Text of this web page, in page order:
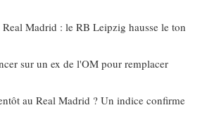
Madrid : le RB Leipzig hausse le ton
sur un ex de l'OM pour remplacer
au Real Madrid ? Un indice confirme